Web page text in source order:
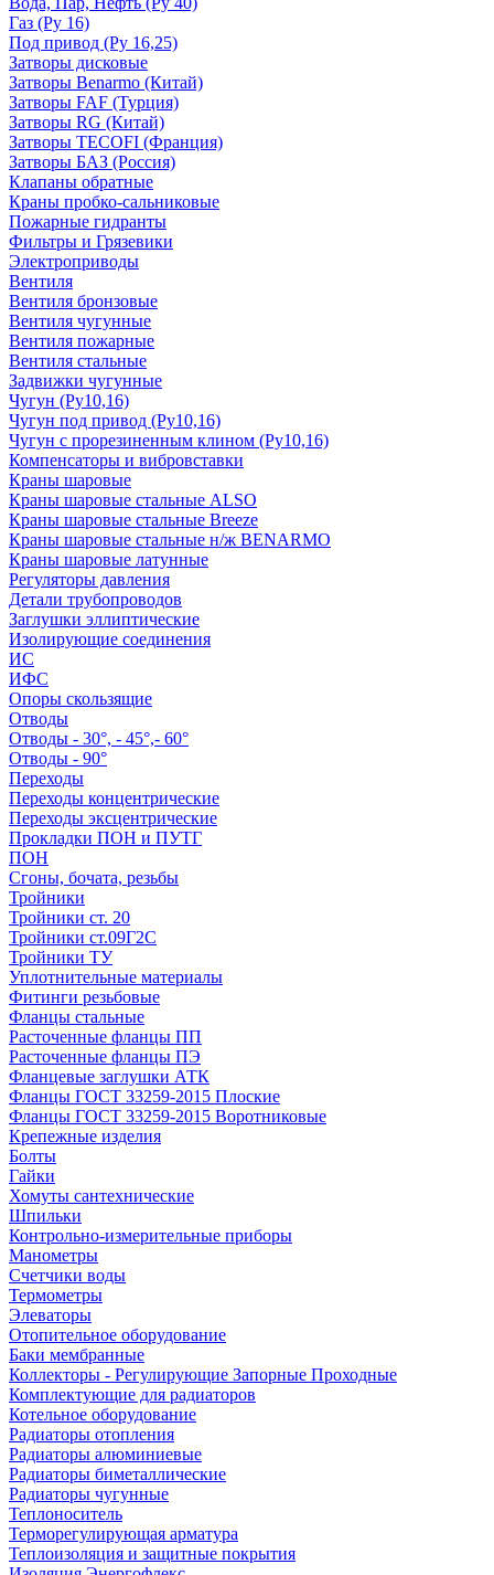
Газ (Ру 16)
Под привод (Ру 16,25)
Затворы дисковые
Затворы Benarmo (Китай)
Затворы FAF (Турция)
Затворы RG (Китай)
Затворы TECOFI (Франция)
Затворы БАЗ (Россия)
Клапаны обратные
Краны пробко-сальниковые
Пожарные гидранты
Фильтры и Грязевики
Электроприводы
Вентиля
Вентиля бронзовые
Вентиля чугунные
Вентиля пожарные
Вентиля стальные
Задвижки чугунные
Чугун (Ру10,16)
Чугун под привод (Ру10,16)
Чугун с прорезиненным клином (Ру10,16)
Компенсаторы и вибровставки
Краны шаровые
Краны шаровые стальные ALSO
Краны шаровые стальные Breeze
Краны шаровые стальные н/ж BENARMO
Краны шаровые латунные
Регуляторы давления
Детали трубопроводов
Заглушки эллиптические
Изолирующие соединения
ИС
ИФС
Опоры скользящие
Отводы
Отводы - 30°, - 45°,- 60°
Отводы - 90°
Переходы
Переходы концентрические
Переходы эксцентрические
Прокладки ПОН и ПУТГ
ПОН
Сгоны, бочата, резьбы
Тройники
Тройники ст. 20
Тройники ст.09Г2С
Тройники ТУ
Уплотнительные материалы
Фитинги резьбовые
Фланцы стальные
Расточенные фланцы ПП
Расточенные фланцы ПЭ
Фланцевые заглушки АТК
Фланцы ГОСТ 33259-2015 Плоские
Фланцы ГОСТ 33259-2015 Воротниковые
Крепежные изделия
Болты
Гайки
Хомуты сантехнические
Шпильки
Контрольно-измерительные приборы
Манометры
Счетчики воды
Термометры
Элеваторы
Отопительное оборудование
Баки мембранные
Коллекторы - Регулирующие Запорные Проходные
Комплектующие для радиаторов
Котельное оборудование
Радиаторы отопления
Радиаторы алюминиевые
Радиаторы биметаллические
Радиаторы чугунные
Теплоноситель
Терморегулирующая арматура
Теплоизоляция и защитные покрытия